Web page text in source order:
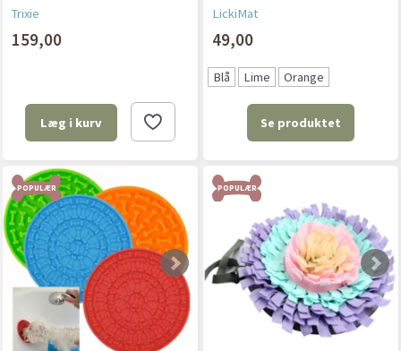
Trixie
159,00
Læg i kurv
LickiMat
49,00
Blå Lime Orange
Se produktet
POPULÆR POPULÆR